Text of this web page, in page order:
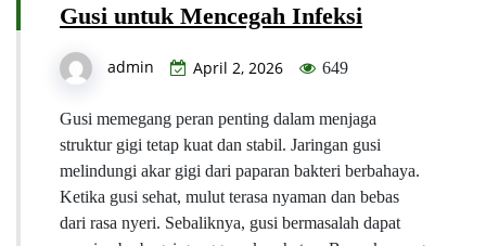
Gusi untuk Mencegah Infeksi
admin April 2, 2026 649
Gusi memegang peran penting dalam menjaga
struktur gigi tetap kuat dan stabil. Jaringan gusi
melindungi akar gigi dari paparan bakteri berbahaya.
Ketika gusi sehat, mulut terasa nyaman dan bebas
dari rasa nyeri. Sebaliknya, gusi bermasalah dapat